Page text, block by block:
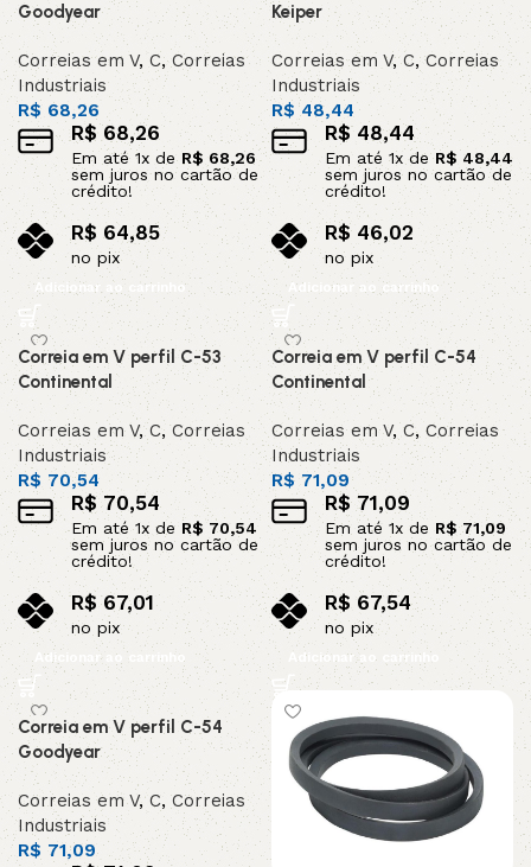
Goodyear
Correias em V, C,Correias
Industriais
R$ 68,26
R$ 68,26
Em até 1x de R$ 68,26
sem juros no cartão de
crédito!
R$ 64,85
no pix
Adicionar ao carrinho
Keiper
Correias em V,C,Correias
Industriais
R$ 48,44
R$48,44
Em até 1x deR$ 48,44
sem juros no cartão de
crédito!
R$46,02
no pix
Adicionar ao carrinho
Correia em V perfil C-53
Continental
Correias em V,C,Correias
Industriais
R$ 70,54
R$70,54
Em até1x de R$ 70,54
sem juros no cartão de
crédito!
R$ 67,01
no pix
Adicionar ao carrinho
Correia em V perfil C-54
Continental
Correias em V, C, Correias
Industriais
R$ 71,09
R$71,09
Em até 1x de R$71,09
sem juros no cartão de
crédito!
R$ 67,54
no pix
Adicionar ao carrinho
Correia em V perfil C-54
Goodyear
Correias em V,C,Correias
Industriais
R$ 71,09